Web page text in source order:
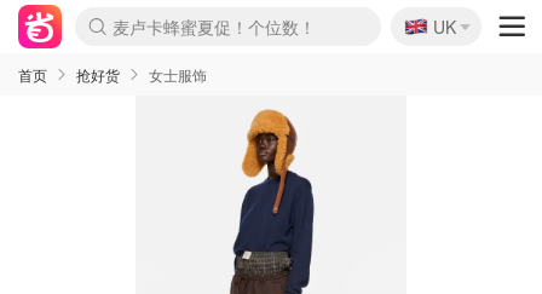
麦卢卡蜂蜜夏促！个位数！
Prada/Miu 4.8折！
啥？必胜客披萨5折！
🇬🇧
UK
首页 抢好货 女士服饰